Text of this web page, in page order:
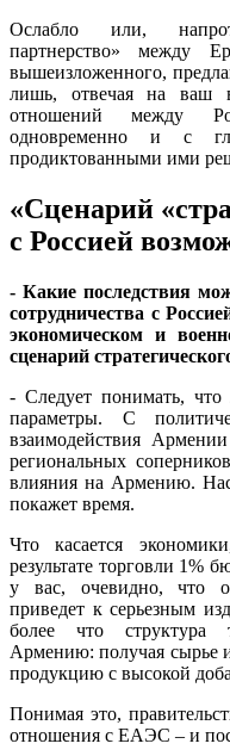
Ослабло или,
партнерство» между
вышеизложенного,
лишь, отвечая на ваш
отношений между
одновременно и с
продиктованными ими
«Сценарий
с Россией
- Какие последствия
сотрудничества с
экономическом и
сценарий
- Следует понимать, что
параметры. С
взаимодействия
региональных
влияния на Армению.
покажет время.
Что касается
результате торговли 1%
у вас, очевидно, что
приведет к серьезным
более что структура
Армению: получая сырье
продукцию с высокой
Понимая это,
отношения с ЕАЭС – и